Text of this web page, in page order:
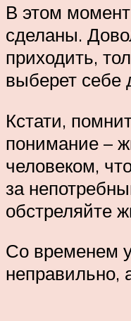
В этом момент
сделаны.
приходить,
выберет себе
Кстати,
понимание –
человеком,
за
обстреляйте
Со временем
неправильно,